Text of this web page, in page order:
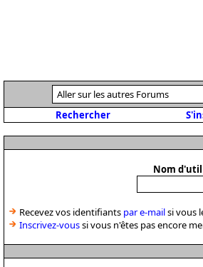
Rechercher
Nom
Recevez vos identifiants par e-mailsi vous
Inscrivez-voussi vous n'êtes pas encore